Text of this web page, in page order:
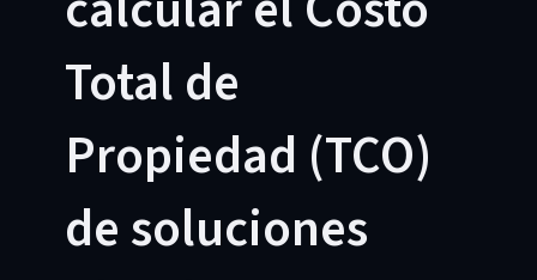
Total de
Propiedad (TCO)
de soluciones